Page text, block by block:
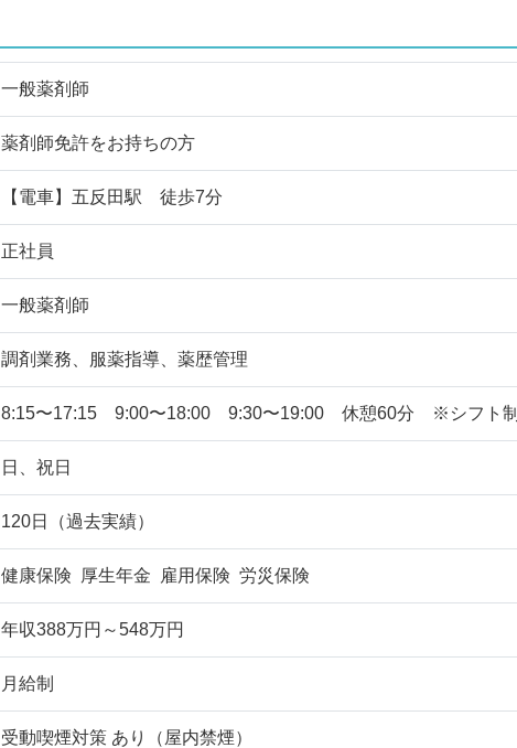
一般薬剤師
薬剤師免許をお持ちの方
【電車】五反田駅 徒歩7分
正社員
一般薬剤師
調剤業務、服薬指導、薬歴管理
8:15〜17:15 9:00〜18:00 9:30〜19:00 休憩60分 ※シフト制
日、祝日
120日（過去実績）
健康保険 厚生年金 雇用保険 労災保険
年収388万円～548万円
月給制
受動喫煙対策 あり（屋内禁煙）